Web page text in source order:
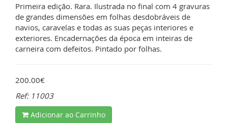
Primeira edição. Rara. Ilustrada no final com 4 gravuras
de grandes dimensões em folhas desdobráveis de
navios, caravelas e todas as suas peças interiores e
exteriores. Encadernações da época em inteiras de
carneira com defeitos. Pintado por folhas.
200.00€
Ref: 11003
Adicionar ao Carrinho